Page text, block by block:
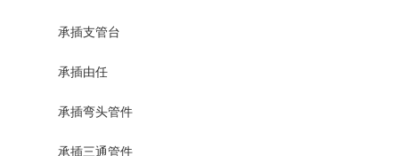
承插支管台
承插由任
承插弯头管件
承插三通管件